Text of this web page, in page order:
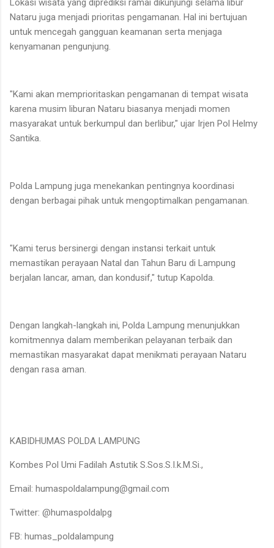
Nataru juga menjadi prioritas pengamanan. Hal ini bertujuan
untuk mencegah gangguan keamanan serta menjaga
kenyamanan pengunjung.
"Kami akan memprioritaskan pengamanan di tempat wisata
karena musim liburan Nataru biasanya menjadi momen
masyarakat untuk berkumpul dan berlibur," ujar Irjen Pol Helmy
Santika.
Polda Lampung juga menekankan pentingnya koordinasi
dengan berbagai pihak untuk mengoptimalkan pengamanan.
"Kami terus bersinergi dengan instansi terkait untuk
memastikan perayaan Natal dan Tahun Baru di Lampung
berjalan lancar, aman, dan kondusif," tutup Kapolda.
Dengan langkah-langkah ini, Polda Lampung menunjukkan
komitmennya dalam memberikan pelayanan terbaik dan
memastikan masyarakat dapat menikmati perayaan Nataru
dengan rasa aman.
KABIDHUMAS POLDA LAMPUNG
Kombes Pol Umi Fadilah Astutik S.Sos.S.I.k.M.Si.,
Email: humaspoldalampung@gmail.com
Twitter: @humaspoldalpg
FB: humas_poldalampung